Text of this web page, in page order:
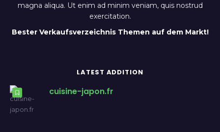
magna aliqua. Ut enim ad minim veniam, quis nostrud
exercitation.
Bester Verkaufsverzeichnis Themen auf dem Markt!
LATEST ADDITION
cuisine-japon.fr